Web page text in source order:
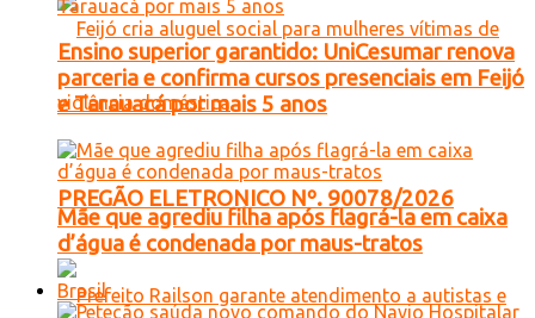
PREGÃO ELETRONICO Nº. 90078/2026
Ensino superior garantido: UniCesumar renova
parceria e confirma cursos presenciais em Feijó
e Tarauacá por mais 5 anos
Mãe que agrediu filha após flagrá-la em caixa
d’água é condenada por maus-tratos
Brasil